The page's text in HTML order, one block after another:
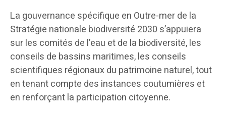
La gouvernance spécifique en Outre-mer de la
Stratégie nationale biodiversité 2030 s’appuiera
sur les comités de l’eau et de la biodiversité, les
conseils de bassins maritimes, les conseils
scientifiques régionaux du patrimoine naturel, tout
en tenant compte des instances coutumières et
en renforçant la participation citoyenne.